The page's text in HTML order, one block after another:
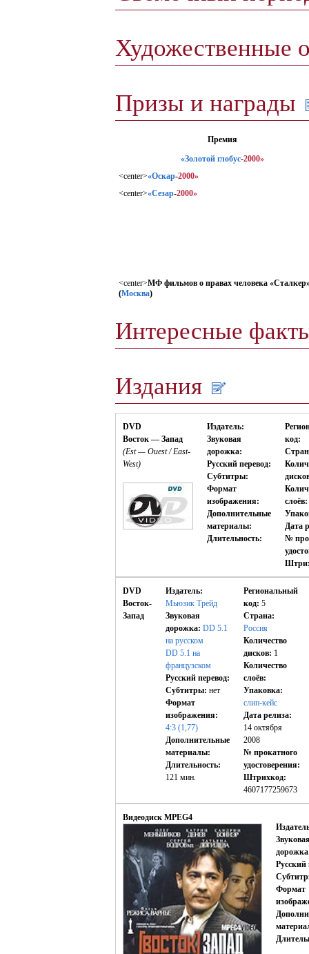
Художественные
Призы и награды
Премия
«Золотой глобус-2000»
<center>«Оскар-2000»
<center>«Сезар-2000»
<center>МФ фильмов о правах человека
(Москва)
Интересные
Издания
DVD
Восток — Запад
(Est — Ouest / East-
West)
Издатель:
Звуковая
дорожка:
Русский перевод:
Субтитры:
Формат
изображения:
Дополнительные
материалы:
Длительность:
код:
слоёв:
Дата
№
DVD
Восток-
Запад
Издатель:
Мьюзик Трейд
Звуковая
дорожка: DD 5.1
на русском
DD 5.1 на
французском
Русский перевод:
Субтитры: нет
Формат
изображения:
4:3 (1,77)
Дополнительные
материалы:
Длительность:
121 мин.
Региональный
код: 5
Страна:
Россия
Количество
дисков: 1
Количество
слоёв:
Упаковка:
слип-кейс
Дата релиза:
14 октября
2008
№ прокатного
удостоверения:
Штрихкод:
4607177259673
Видеодиск MPEG4
Русский
Формат